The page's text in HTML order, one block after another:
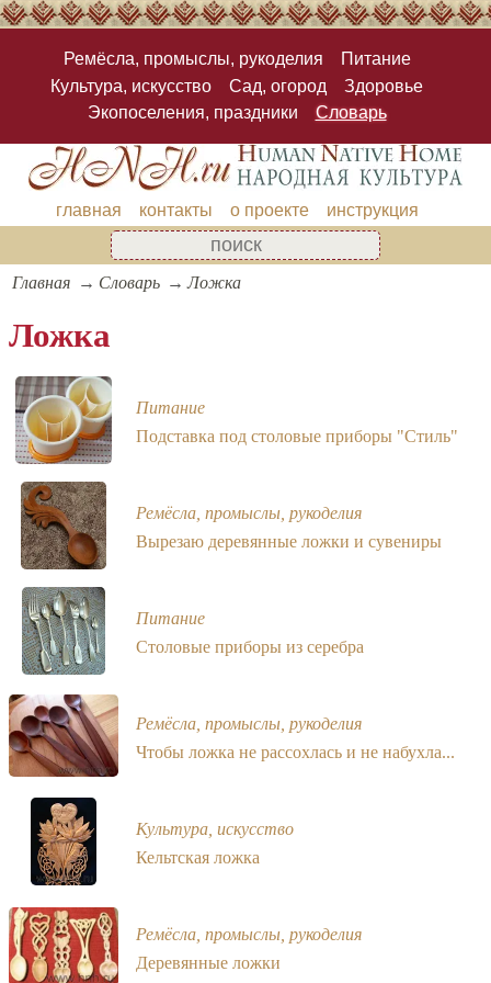
Ремёсла, промыслы, рукоделия
Питание
Культура, искусство
Сад, огород
Здоровье
Экопоселения, праздники
Словарь
главная контакты о проекте инструкция
Главная Словарь Ложка
Ложка
Питание
Подставка под столовые приборы "Стиль"
Ремёсла, промыслы, рукоделия
Вырезаю деревянные ложки и сувениры
Питание
Столовые приборы из серебра
Ремёсла, промыслы, рукоделия
Чтобы ложка не рассохлась и не набухла...
Культура, искусство
Кельтская ложка
Ремёсла, промыслы, рукоделия
Деревянные ложки